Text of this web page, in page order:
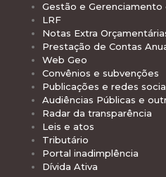
Gestão e Gerenciamento
LRF
Notas Extra
Prestação de Contas
Web Geo
Convênios e subvenções
Publicações e redes
Audiências Públicas e
Radar da transparência
Leis e atos
Tributário
Portal inadimplência
Dívida Ativa